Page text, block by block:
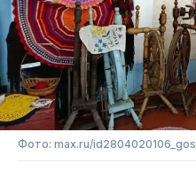
Фото: max.ru/id2804020106_gos